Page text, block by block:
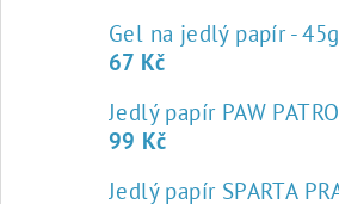
Gel na jedlý papír - 45g
67 Kč
99 Kč